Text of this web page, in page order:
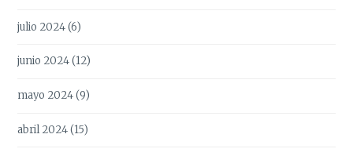
julio 2024(6)
junio 2024(12)
mayo 2024(9)
abril 2024(15)